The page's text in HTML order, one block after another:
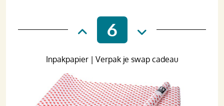
6
Inpakpapier | Verpak je swap cadeau